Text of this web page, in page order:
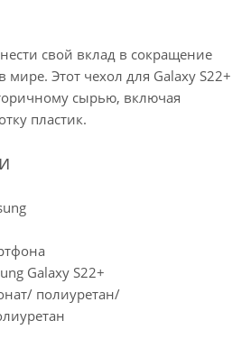
свой вклад в сокращение
мире. Этот чехол для Galaxy S22+
сырью, включая
пластик.
Galaxy S22+
полиуретан/